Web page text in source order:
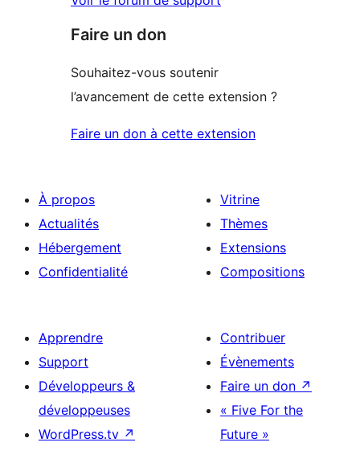
Faire un don
Souhaitez-vous soutenir
l’avancement de cette extension ?
Faire un don à cette extension
À propos
Actualités
Hébergement
Confidentialité
Vitrine
Thèmes
Extensions
Compositions
Apprendre
Support
Développeurs &
développeuses
WordPress.tv ↗
Contribuer
Évènements
Faire un don ↗
« Five For the
Future »